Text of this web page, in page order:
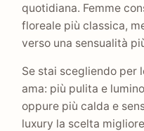
quotidiana. Femme
floreale più classica,
verso una sensualità
Se stai scegliendo per
ama: più pulita e
oppure più calda e
luxury la scelta